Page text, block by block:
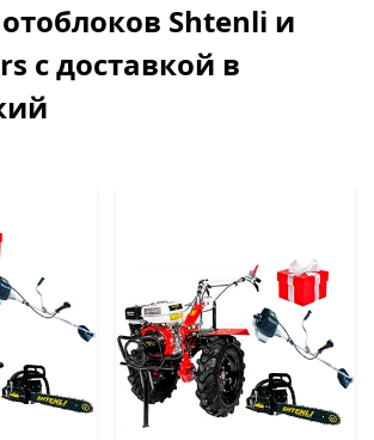
Shtenli и
с доставкой в